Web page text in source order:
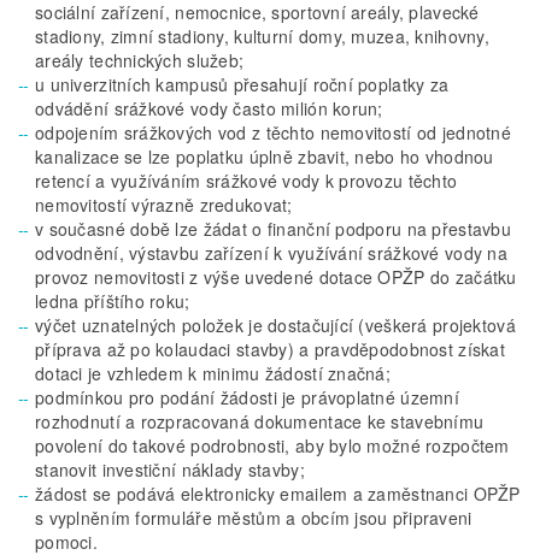
sociální zařízení, nemocnice, sportovní areály, plavecké
stadiony, zimní stadiony, kulturní domy, muzea, knihovny,
areály technických služeb;
u univerzitních kampusů přesahují roční poplatky za
odvádění srážkové vody často milión korun;
odpojením srážkových vod z těchto nemovitostí od jednotné
kanalizace se lze poplatku úplně zbavit, nebo ho vhodnou
retencí a využíváním srážkové vody k provozu těchto
nemovitostí výrazně zredukovat;
v současné době lze žádat o finanční podporu na přestavbu
odvodnění, výstavbu zařízení k využívání srážkové vody na
provoz nemovitosti z výše uvedené dotace OPŽP do začátku
ledna příštího roku;
výčet uznatelných položek je dostačující (veškerá projektová
příprava až po kolaudaci stavby) a pravděpodobnost získat
dotaci je vzhledem k minimu žádostí značná;
podmínkou pro podání žádosti je právoplatné územní
rozhodnutí a rozpracovaná dokumentace ke stavebnímu
povolení do takové podrobnosti, aby bylo možné rozpočtem
stanovit investiční náklady stavby;
žádost se podává elektronicky emailem a zaměstnanci OPŽP
s vyplněním formuláře městům a obcím jsou připraveni
pomoci.